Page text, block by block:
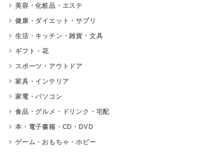
美容・化粧品・エステ
健康・ダイエット・サプリ
生活・キッチン・雑貨・文具
ギフト・花
スポーツ・アウトドア
家具・インテリア
家電・パソコン
食品・グルメ・ドリンク・宅配
本・電子書籍・CD・DVD
ゲーム・おもちゃ・ホビー